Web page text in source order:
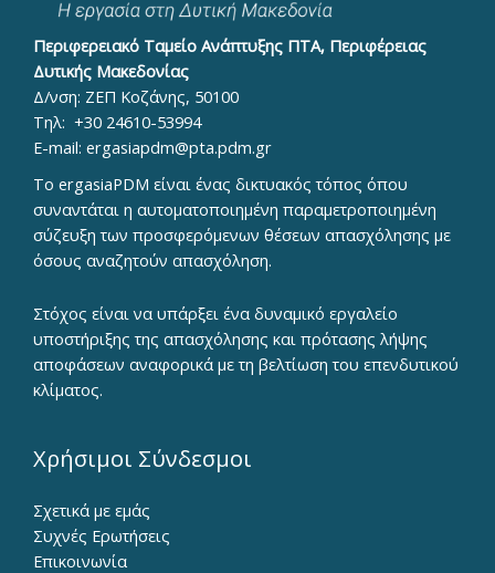
Περιφερειακό Ταμείο Ανάπτυξης ΠΤΑ, Περιφέρειας
Δυτικής Μακεδονίας
Δ/νση: ΖΕΠ Κοζάνης, 50100
Τηλ: +30 24610-53994
E-mail: ergasiapdm@pta.pdm.gr
To ergasiaPDM είναι ένας δικτυακός τόπος όπου
συναντάται η αυτοματοποιημένη παραμετροποιημένη
σύζευξη των προσφερόμενων θέσεων απασχόλησης με
όσους αναζητούν απασχόληση.
Στόχος είναι να υπάρξει ένα δυναμικό εργαλείο
υποστήριξης της απασχόλησης και πρότασης λήψης
αποφάσεων αναφορικά με τη βελτίωση του επενδυτικού
κλίματος.
Χρήσιμοι Σύνδεσμοι
Σχετικά με εμάς
Συχνές Ερωτήσεις
Επικοινωνία